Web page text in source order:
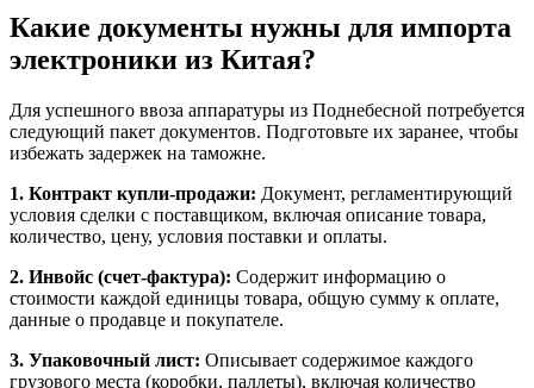
Какие документы нужны для импорта
электроники из Китая?
Для успешного ввоза аппаратуры из Поднебесной потребуется
следующий пакет документов. Подготовьте их заранее, чтобы
избежать задержек на таможне.
1. Контракт купли-продажи: Документ, регламентирующий
условия сделки с поставщиком, включая описание товара,
количество, цену, условия поставки и оплаты.
2. Инвойс (счет-фактура): Содержит информацию о
стоимости каждой единицы товара, общую сумму к оплате,
данные о продавце и покупателе.
3. Упаковочный лист: Описывает содержимое каждого
грузового места (коробки, паллеты), включая количество